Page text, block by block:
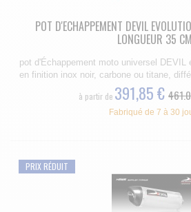
POT D'ECHAPPEMENT DEVIL
LONGUEUR 35 CM
pot d'Échappement moto universel DEVIL
en finition inox noir, carbone ou titane,
à partir de 391,85 €
Fabriqué de 7 à 30
PRIX RÉDUIT